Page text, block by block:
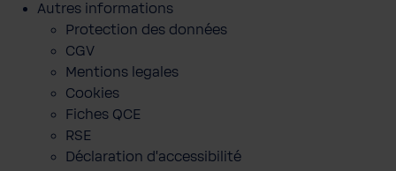
Autres informations
Protection des données
CGV
Mentions legales
Cookies
Fiches QCE
RSE
Déclaration d'accessibilité